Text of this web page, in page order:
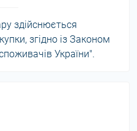
здійснюється
згідно із Законом
України".